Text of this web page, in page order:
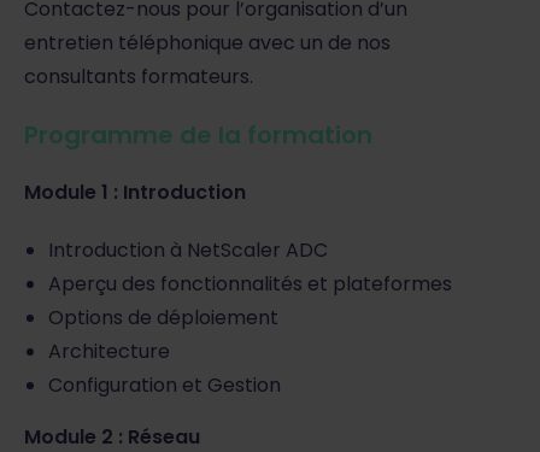
Contactez-nous pour l’organisation d’un
entretien téléphonique avec un de nos
consultants formateurs.
Programme de la formation
Module 1 : Introduction
Introduction à NetScaler ADC
Aperçu des fonctionnalités et plateformes
Options de déploiement
Architecture
Configuration et Gestion
Module 2 : Réseau